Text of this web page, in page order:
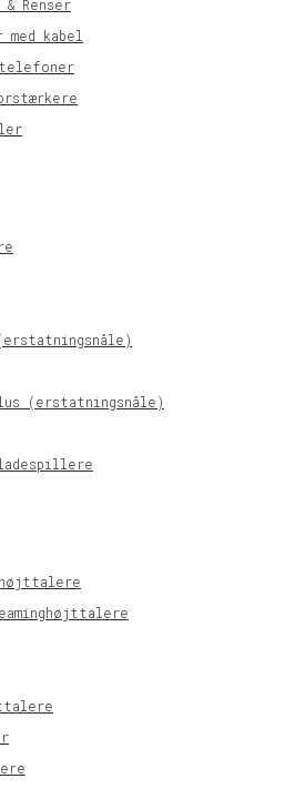
Renser
kabel
(erstatningsnåle)